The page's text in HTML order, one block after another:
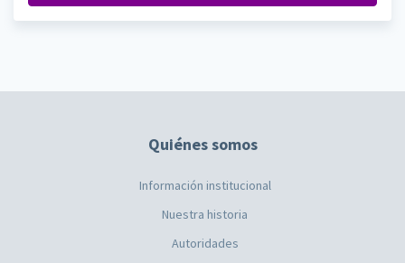
Quiénes somos
Información institucional
Nuestra historia
Autoridades